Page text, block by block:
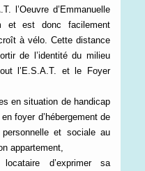
l’Oeuvre d’Emmanuelle
est donc facilement
à vélo. Cette distance
de l’identité du milieu
l’E.S.A.T. et le Foyer
en situation de handicap
foyer d’hébergement de
et sociale au
appartement,
d’exprimer sa